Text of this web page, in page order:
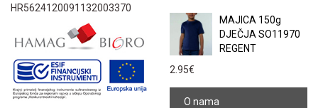
HR5624120091132003370
MAJICA 150g
DJEČJA SO11970
REGENT
2.95€
O nama